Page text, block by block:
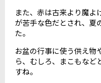
また、赤は古来より魔よ
が苦手な色だとされ、夏
た。
お盆の行事に使う供え物
ら、むしろ、まこもなど
すね。